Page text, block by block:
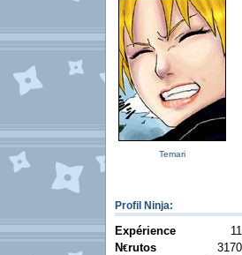
Temari
Profil Ninja:
Expérience
N€rutos